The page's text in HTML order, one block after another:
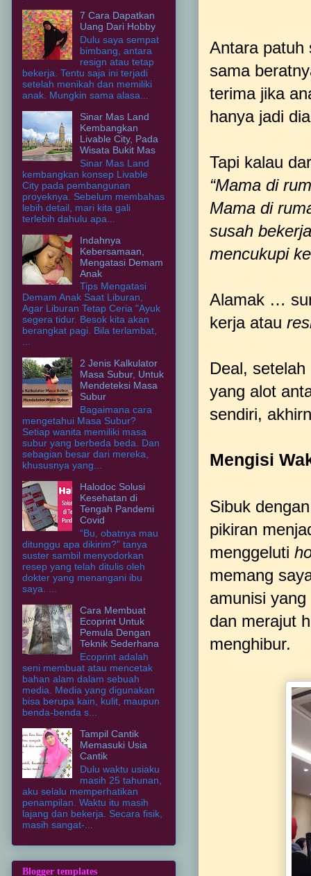
Antara patuh
sama
terima jika
hanya jadi
Tapi kalau
“Mama di
Mama di
susah
mencukupi
Alamak …
kerja atau
Deal,
yang alot
sendiri,
Mengisi
Sibuk
pikiran
menggeluti
memang
amunisi
dan merajut
menghibur.
7 Cara Dapatkan
Uang Dari Hobby
Dulu saya sempat
bimbang, antara
resign atau tetap
bekerja. Tentu saja ini terjadi
setelah menikah dan memiliki
anak. Mungkin sama alasa...
Sinar Mas Land
Kembangkan
Livable City, Pada
Wisata Bukit Mas
Sinar Mas Land
kembangkan konsep Livable
City pada pembangunan
proyeknya. Sebelum membahas
lebih detail, mari kita gali
terlebih dahulu apa...
Indahnya
Kebersamaan,
Mengatasi Demam
Anak
Tips Mengatasi
Demam Anak Saat Liburan,
Agar Liburan Tetap Ceria "Ayuk
segera tidur. Besok kita akan
berangkat pagi. Bila terlambat,
...
2 Jenis Kalkulator
Masa Subur, Untuk
Mendeteksi Masa
Subur
Bagaimana cara
mengetahui Masa Subur?
Setiap wanita memiliki masa
subur yang berbeda beda. Dan
sebagian besar dari mereka,
khususnya yang...
Halodoc Solusi
Kesehatan di
Tengah Pandemi
Covid
“Bu, obatnya mau
ditunggu apa dikirim?” tanya
suster sambil menyodorkan
resep yang telah ditulis oleh
dokter yang menangani ibu
saya. ...
Cara Membuat
Ecoprint Untuk
Pemula Dengan
Teknik Sederhana
Ecoprint adalah
seni membuat atau mencetak
bahan alam dalam sebuah
media. Media yang digunakan
bisa berupa kain, kulit, maupun
benda-benda s...
Tampil Cantik
Memasuki Usia
Cantik
Dulu waktu usiaku
masih 25 tahunan,
aku selalu memperhatikan
penampilan. Waktu itu masih
lajang dan bekerja. Secara fisik,
masih sangat-...
Blogger templates